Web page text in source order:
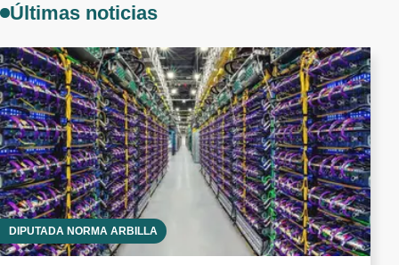
Últimas noticias
DIPUTADA NORMA ARBILLA